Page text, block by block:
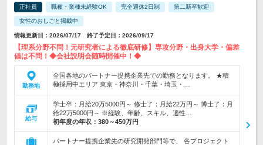
正社員 職種・業種未経験OK 完全週休2日制 第二新卒歓迎
女性のおしごと掲載中
情報更新日：2026/07/17 終了予定日：2026/09/17
【理系分野不問！元研究者による徹底研修】専攻分野・出身大学・偏差
値は不問！◆会社説明会随時開催中！◆
勤務地
全国各地のパートナー提携企業先での勤務となります。 ★積
極採用中エリア 東京・神奈川・千葉・埼玉・…
給与
学士卒：月給20万5000円～ 修士了：月給22万円～ 博士了：月
給22万5000円～ ※経験、年齢、スキル、適性…
初年度の年収： 380～450万円
パートナー提携企業先の研究開発部門等で、 各プロジェクト